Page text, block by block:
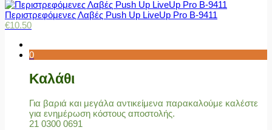
Περιστρεφόμενες Λαβές Push Up LiveUp Pro Β-9411
€10.50
0
Καλάθι
Για βαριά και μεγάλα αντικείμενα παρακαλούμε καλέστε
για ενημέρωση κόστους αποστολής.
21 0300 0691